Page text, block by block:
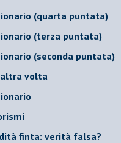
(quarta puntata)
(terza puntata)
(seconda puntata)
volta
finta: verità falsa?